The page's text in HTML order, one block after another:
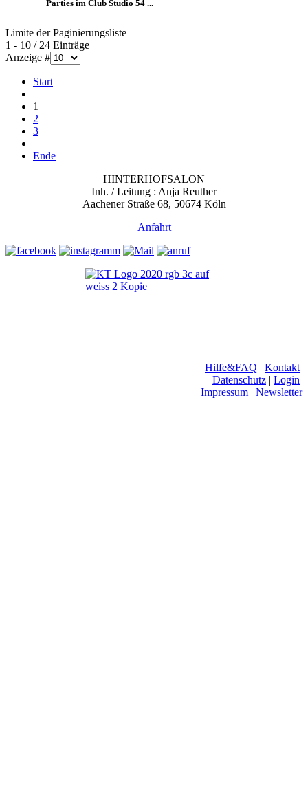
Parties im Club Studio 54 ...
Limite der Paginierungsliste
1 - 10 / 24 Einträge
Anzeige #
Start
1
2
3
Ende
HINTERHOFSALON
Inh. / Leitung : Anja Reuther
Aachener Straße 68, 50674 Köln
Anfahrt
Hilfe&FAQ | Kontakt
Datenschutz | Login
Impressum | Newsletter